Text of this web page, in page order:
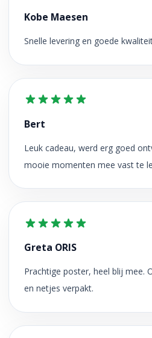
Kobe Maesen
Snelle levering en goede
Bert
Leuk cadeau, werd erg goed
mooie momenten mee vast te
Greta ORIS
Prachtige poster, heel blij mee.
en netjes verpakt.